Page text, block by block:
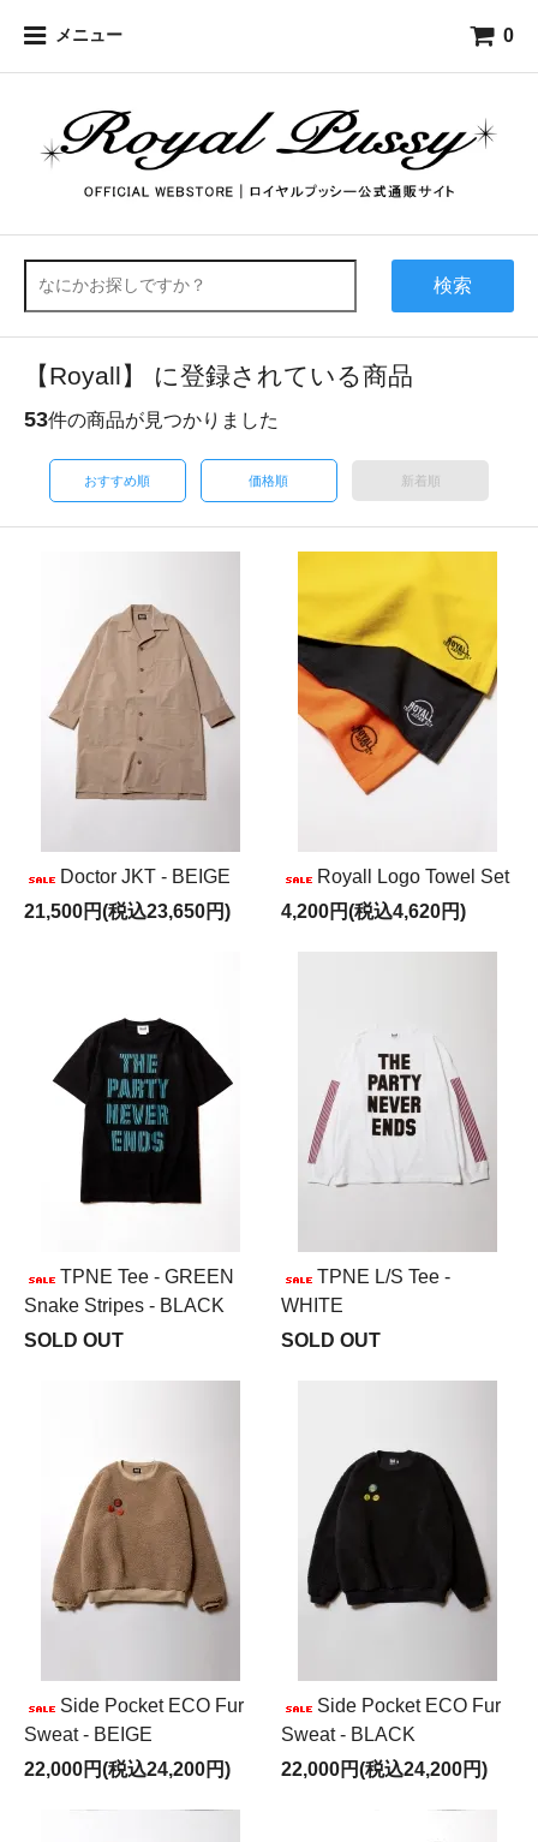
メニュー 0
検索
【Royall】 に登録されている商品
53件の商品が見つかりました
おすすめ順 価格順 新着順
Doctor JKT - BEIGE
21,500円(税込23,650円)
Royall Logo Towel Set
4,200円(税込4,620円)
TPNE Tee - GREEN
Snake Stripes - BLACK
SOLD OUT
TPNE L/S Tee -
WHITE
SOLD OUT
Side Pocket ECO Fur
Sweat - BEIGE
22,000円(税込24,200円)
Side Pocket ECO Fur
Sweat - BLACK
22,000円(税込24,200円)